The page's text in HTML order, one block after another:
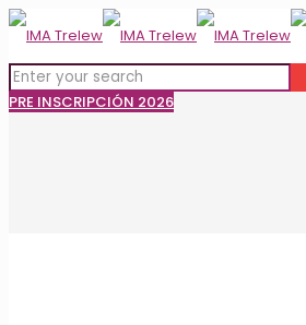
PRE INSCRIPCIÓN 2026